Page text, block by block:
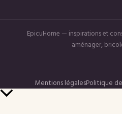
EpicuHome — inspirations et
aménager,
Mentions légalesPolitique